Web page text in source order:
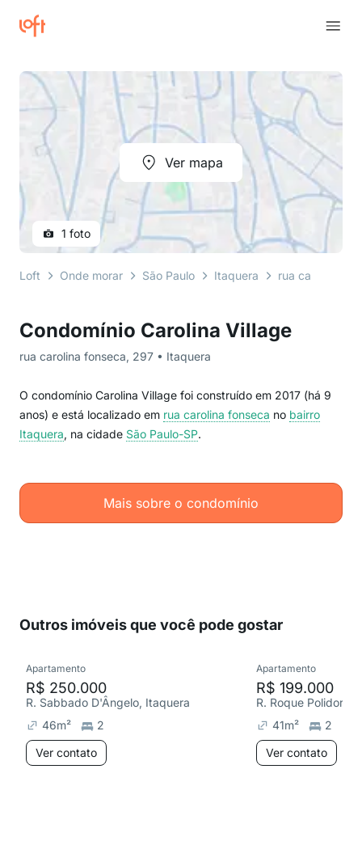
Condomínio Carolina Village
rua carolina fonseca, 297 • Itaquera
O condomínio Carolina Village foi construído em 2017 (há 9
anos) e está localizado em rua carolina fonseca no bairro
Itaquera, na cidade São Paulo-SP.
Mais sobre o condomínio
Ver mapa
1 foto
Loft Onde morar São Paulo Itaquera rua carolina
Outros imóveis que você pode gostar
Apartamento
R$ 250.000
R. Sabbado D'Ângelo, Itaquera
46m²
2
Ver contato
Apartamento
R$ 199.000
R. Roque Polidoro,
41m²
2
Ver contato